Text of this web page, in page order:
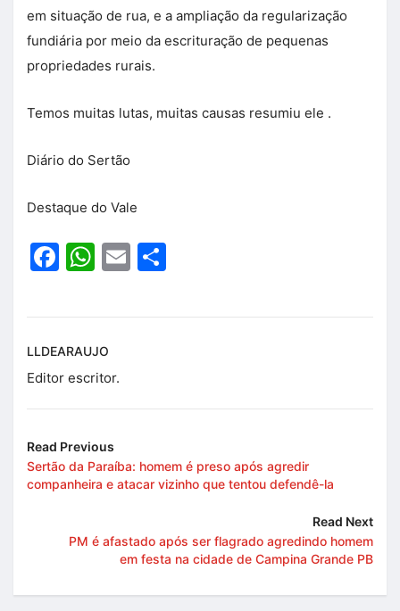
em situação de rua, e a ampliação da regularização
fundiária por meio da escrituração de pequenas
propriedades rurais.
Temos muitas lutas, muitas causas resumiu ele .
Diário do Sertão
Destaque do Vale
Facebook
WhatsApp
Email
LLDEARAUJO
Editor escritor.
Read Previous
Sertão da Paraíba: homem é preso após agredir
companheira e atacar vizinho que tentou defendê-la
Read Next
PM é afastado após ser flagrado agredindo homem
em festa na cidade de Campina Grande PB